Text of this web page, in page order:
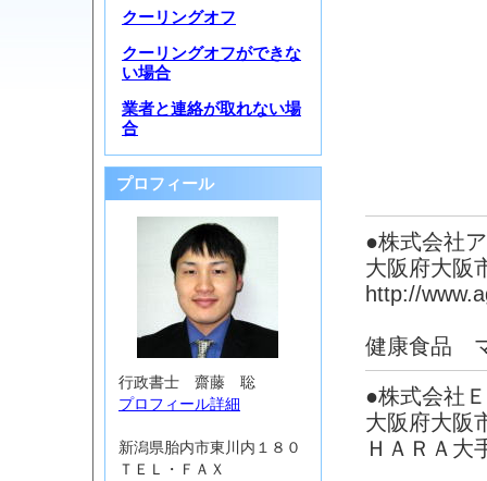
●株式会社
大阪府大阪
http://
健康食品
●株式会社
大阪府大阪
ＨＡＲＡ大
クーリングオフ
クーリングオフができな
い場合
業者と連絡が取れない場
合
プロフィール
行政書士 齋藤 聡
プロフィール詳細
新潟県胎内市東川内１８０
ＴＥＬ・ＦＡＸ